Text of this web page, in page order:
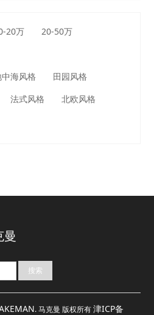
20万
20-50万
海风格
田园风格
法式风格
北欧风格
曼
. 马克曼 版权所有津ICP备